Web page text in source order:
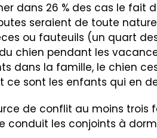
dans 26 % des cas le fait
seraient de toute
ou fauteuils (un quart
chien pendant les
dans la famille, le chien
ce sont les enfants qui en
de conflit au moins trois
conduit les conjoints à